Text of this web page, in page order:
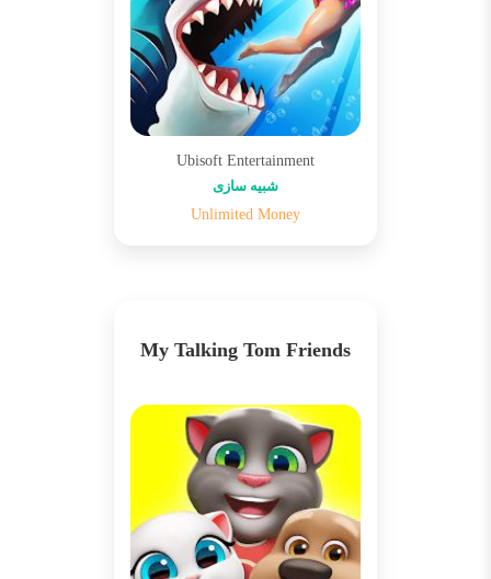
Ubisoft Entertainment
شبیه سازی
Unlimited Money
My Talking Tom Friends